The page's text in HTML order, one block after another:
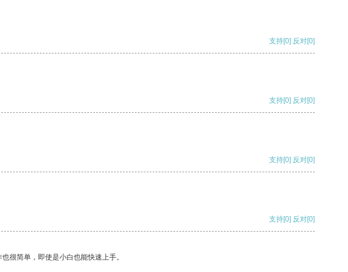
支持[0] 反对[0]
支持[0] 反对[0]
支持[0] 反对[0]
支持[0] 反对[0]
很简单，即使是小白也能快速上手。